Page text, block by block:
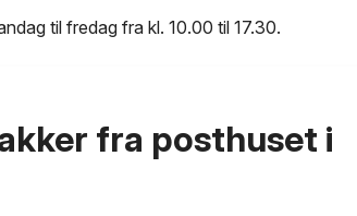
til fredag fra kl. 10.00 til 17.30.
fra posthuset i